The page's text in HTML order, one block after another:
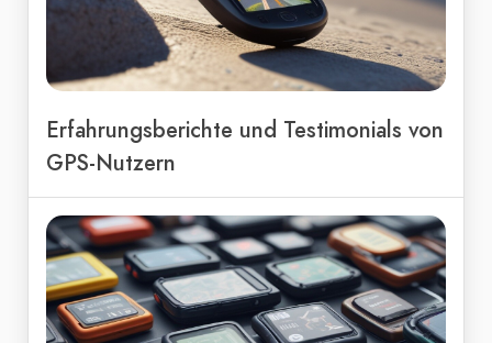
Erfahrungsberichte und Testimonials von
GPS-Nutzern